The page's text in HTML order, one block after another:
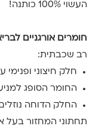
העשוי 100% כותנה!
חומרים אורגניים
רב שכבתית:
חלק חיצוני ופנימי עשוי מ-97% כותנה
החומר הסופג למניעת דליפות
החלק הדוחה נוזלים